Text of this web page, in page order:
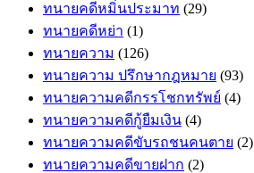
ทนายคดีหมิ่นประมาท (29)
ทนายคดีหย่า (1)
ทนายความ (126)
ทนายความ ปรึกษากฎหมาย (93)
ทนายความคดีกรรโชกทรัพย์ (4)
ทนายความคดีกู้ยืมเงิน (4)
ทนายความคดีขับรถชนคนตาย (2)
ทนายความคดีขายฝาก (2)